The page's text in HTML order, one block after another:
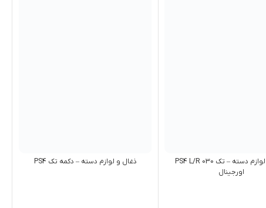
ذغال و لوازم دسته – تک PS4 L/R 030
اورجینال
ذغال و لوازم دسته – دکمه تک PS4